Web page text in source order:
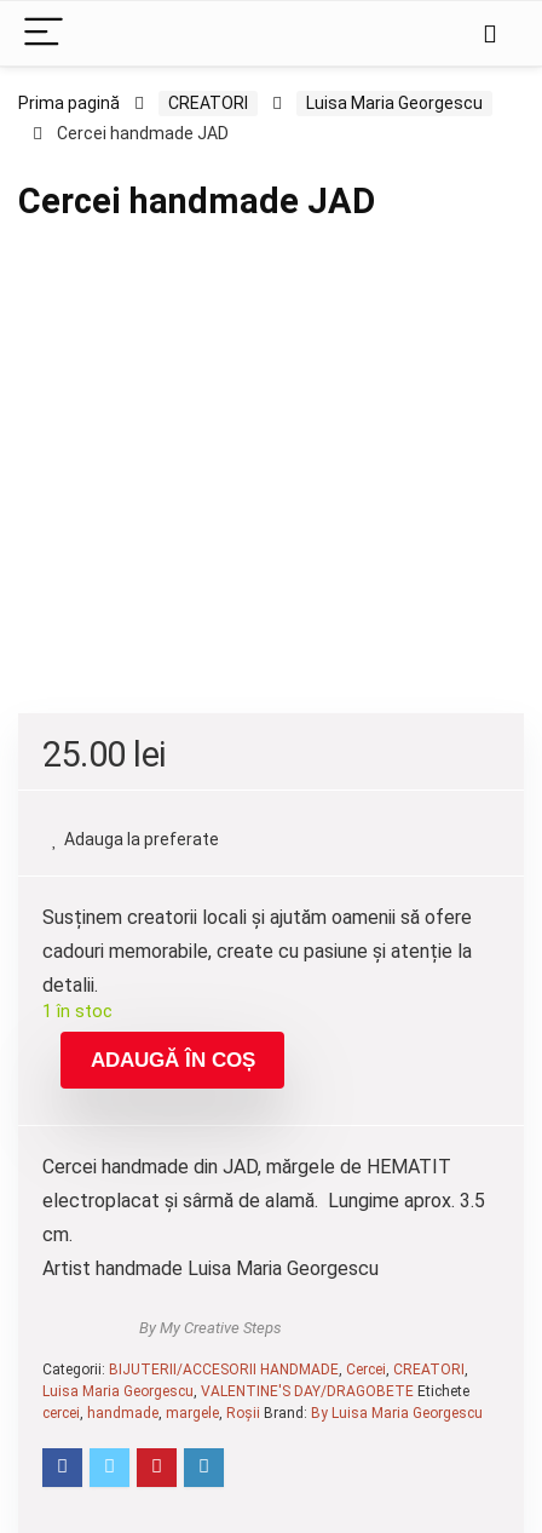
Prima pagină CREATORI
Luisa Maria Georgescu
Cercei handmade JAD
Cercei handmade JAD
25.00 lei
Adauga la preferate
Susținem creatorii locali și ajutăm oamenii să ofere
cadouri memorabile, create cu pasiune și atenție la
detalii.
1 în stoc
ADAUGĂ ÎN COȘ
Cercei handmade din JAD, mărgele de HEMATIT
electroplacat și sârmă de alamă. Lungime aprox. 3.5
cm.
Artist handmade Luisa Maria Georgescu
By My Creative Steps
Categorii: BIJUTERII/ACCESORII HANDMADE, Cercei, CREATORI ,
Luisa Maria Georgescu, VALENTINE'S DAY/DRAGOBETE Etichete
cercei, handmade, margele, Roșii Brand: By Luisa Maria Georgescu